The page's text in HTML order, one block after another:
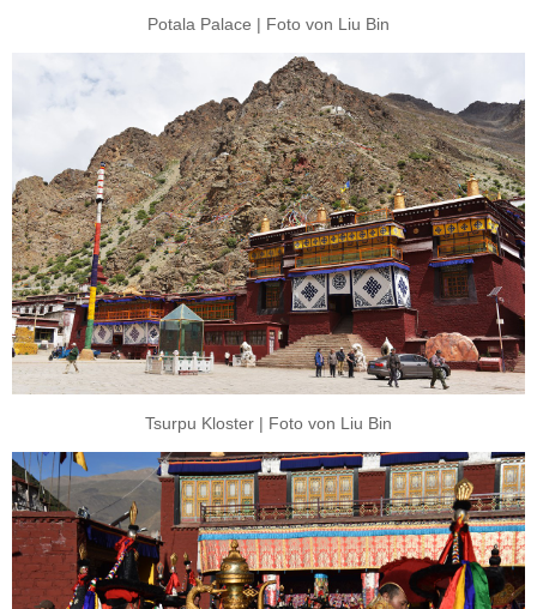
Potala Palace | Foto von Liu Bin
Tsurpu Kloster | Foto von Liu Bin